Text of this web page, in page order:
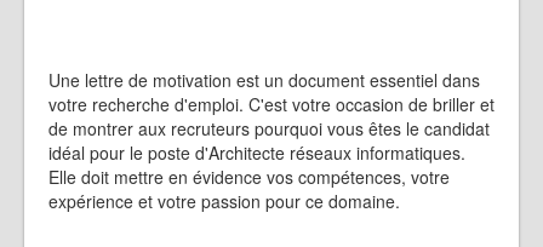
Une lettre de motivation est un document essentiel dans
votre recherche d'emploi. C'est votre occasion de briller et
de montrer aux recruteurs pourquoi vous êtes le candidat
idéal pour le poste d'Architecte réseaux informatiques.
Elle doit mettre en évidence vos compétences, votre
expérience et votre passion pour ce domaine.